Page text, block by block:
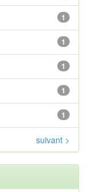
1
1
1
1
1
suivant >